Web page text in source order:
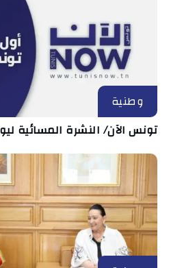
وطنية
تونس الآن/ النشرة المسائية ليوم